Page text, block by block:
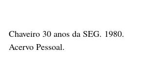
Chaveiro 30 anos da SEG. 1980.
Acervo Pessoal.